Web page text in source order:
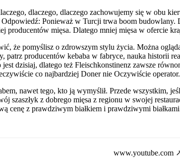
dlaczego, dlaczego zachowujemy się w obu
Ponieważ w Turcji trwa boom budowlany.
producentów mięsa. Dlatego mniej mięsa w ofercie
że pomyślisz o zdrowszym stylu życia. Można
patrz producentów kebaba w fabryce, nauka historii
dzisiaj, dlatego też Fleischkonstinenz zawsze
co najbardziej Doner nie Oczywiście operator.
nawet tego, kto ją wymyślił. Przede wszystkim,
szaszłyk z dobrego mięsa z regionu w swojej
cenę z prawdziwym białkiem i prawdziwymi
www.youtube.com